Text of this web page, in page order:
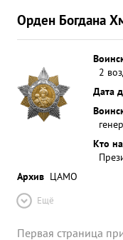
Орден Богдана
2
Дата
Кто
Архив ЦАМО
Ещё
Первая страница